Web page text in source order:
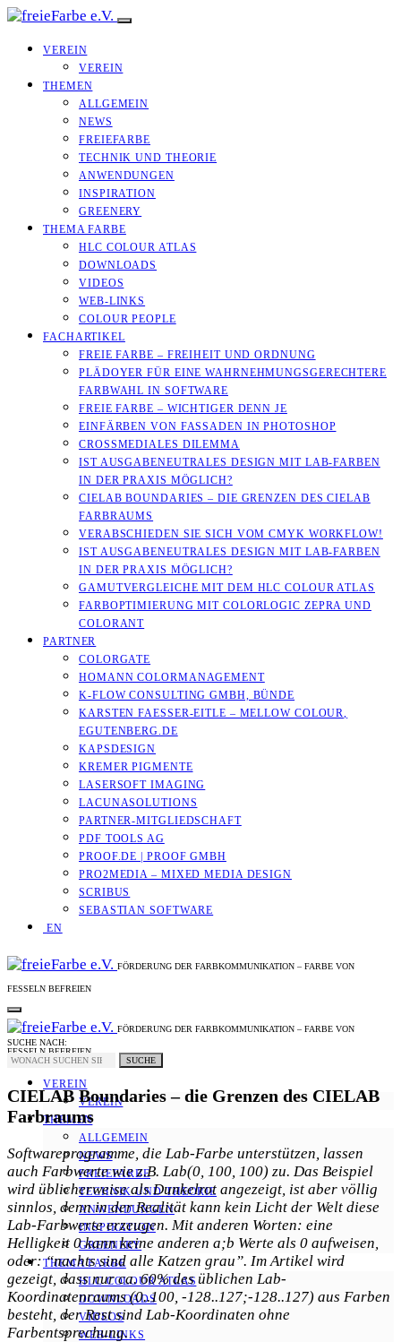
VEREIN
VEREIN
THEMEN
ALLGEMEIN
NEWS
FREIEFARBE
TECHNIK UND THEORIE
ANWENDUNGEN
INSPIRATION
GREENERY
THEMA FARBE
HLC COLOUR ATLAS
DOWNLOADS
VIDEOS
WEB-LINKS
COLOUR PEOPLE
FACHARTIKEL
FREIE FARBE – FREIHEIT UND ORDNUNG
PLÄDOYER FÜR EINE WAHRNEHMUNGS­­GERECHTERE
FARBWAHL IN SOFTWARE
FREIE FARBE – WICHTIGER DENN JE
EINFÄRBEN VON FASSADEN IN PHOTOSHOP
CROSSMEDIALES DILEMMA
IST AUSGABENEUTRALES DESIGN MIT LAB-FARBEN
IN DER PRAXIS MÖGLICH?
CIELAB BOUNDARIES – DIE GRENZEN DES CIELAB
FARBRAUMS
VERABSCHIEDEN SIE SICH VOM CMYK WORKFLOW!
IST AUSGABENEUTRALES DESIGN MIT LAB-FARBEN
IN DER PRAXIS MÖGLICH?
GAMUTVERGLEICHE MIT DEM HLC COLOUR ATLAS
FARBOPTIMIERUNG MIT COLORLOGIC ZEPRA UND
COLORANT
PARTNER
COLORGATE
HOMANN COLORMANAGEMENT
K-FLOW CONSULTING GMBH, BÜNDE
KARSTEN FAESSER-EITLE – MELLOW COLOUR, E
GUTENBERG.DE
KAPSDESIGN
KREMER PIGMENTE
LASERSOFT IMAGING
LACUNASOLUTIONS
PARTNER-MITGLIEDSCHAFT
PDF TOOLS AG
PROOF.DE | PROOF GMBH
PRO2MEDIA – MIXED MEDIA DESIGN
SCRIBUS
SEBASTIAN SOFTWARE
EN
FÖRDERUNG DER FARBKOMMUNIKATION – FARBE VON
FESSELN BEFREIEN
FÖRDERUNG DER FARBKOMMUNIKATION – FARBE VON
FESSELN BEFREIEN
VEREIN
VEREIN
THEMEN
ALLGEMEIN
NEWS
FREIEFARBE
TECHNIK UND THEORIE
ANWENDUNGEN
INSPIRATION
GREENERY
THEMA FARBE
HLC COLOUR ATLAS
DOWNLOADS
VIDEOS
WEB-LINKS
SUCHE NACH:
SUCHE
CIELAB Boundaries – die Grenzen des CIELAB
Farbraums
Softwareprogramme, die Lab-Farbe unterstützen, lassen
auch Farbwerte wie z.B. Lab(0, 100, 100) zu. Das Beispiel
wird üblicherweise als Dunkelrot angezeigt, ist aber völlig
sinnlos, denn in der Realität kann kein Licht der Welt diese
Lab-Farbwerte erzeugen. Mit anderen Worten: eine
Helligkeit 0 kann keine anderen a;b Werte als 0 aufweisen,
oder: “nachts sind alle Katzen grau”. Im Artikel wird
gezeigt, dass nur ca. 60% des üblichen Lab-
Koordinatenraums (0..100, -128..127;-128..127) aus Farben
besteht, der Rest sind Lab-Koordinaten ohne
Farbentsprechung.